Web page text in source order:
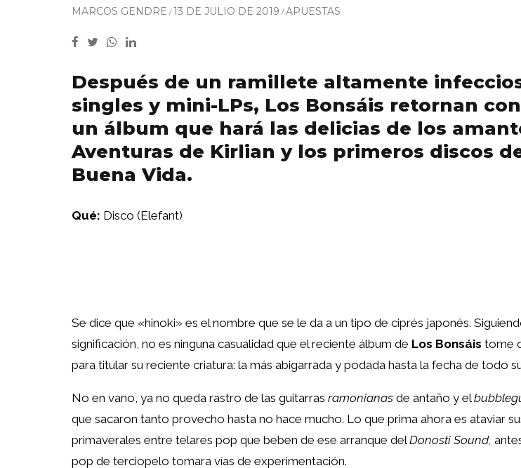
MARCOS GENDRE 13 DE JULIO DE 2019 APUESTAS
Después de un ramillete altamente
singles y mini-LPs, Los Bonsáis retornan con
un álbum que hará las delicias de los
Aventuras de Kirlian y los primeros discos
Buena Vida.
Qué: Disco (Elefant)
Se dice que «hinoki» es el nombre que se le da a un tipo de ciprés japonés.
significación, no es ninguna casualidad que el reciente álbum de Los Bonsáis tome
para titular su reciente criatura: la más abigarrada y podada hasta la fecha de todo
No en vano, ya no queda rastro de las guitarras ramonianas de antaño y el
que sacaron tanto provecho hasta no hace mucho. Lo que prima ahora es ataviar
primaverales entre telares pop que beben de ese arranque delDonosti Sound,
pop de terciopelo tomara vías de experimentación.